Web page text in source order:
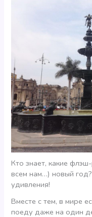
Кто знает, какие
всем нам…) новый
удивления!
Вместе с тем, в мире
поеду даже на один